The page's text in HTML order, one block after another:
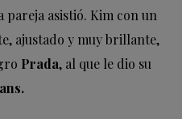
pareja asistió. Kim con un
ajustado y muy brillante,
Prada, al que le dio su